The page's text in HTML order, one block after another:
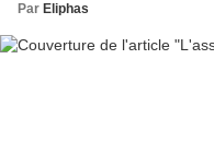
Par Eliphas